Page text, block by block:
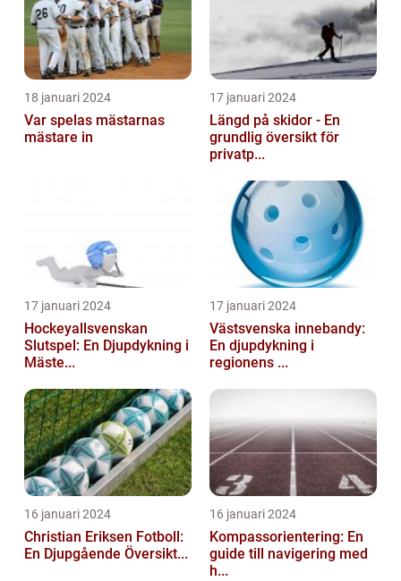
18 januari 2024
Var spelas mästarnas
mästare in
17 januari 2024
Längd på skidor - En
grundlig översikt för
privatp...
17 januari 2024
Hockeyallsvenskan
Slutspel: En Djupdykning i
Mäste...
17 januari 2024
Västsvenska innebandy:
En djupdykning i
regionens ...
16 januari 2024
Christian Eriksen Fotboll:
En Djupgående Översikt...
16 januari 2024
Kompassorientering: En
guide till navigering med
h...